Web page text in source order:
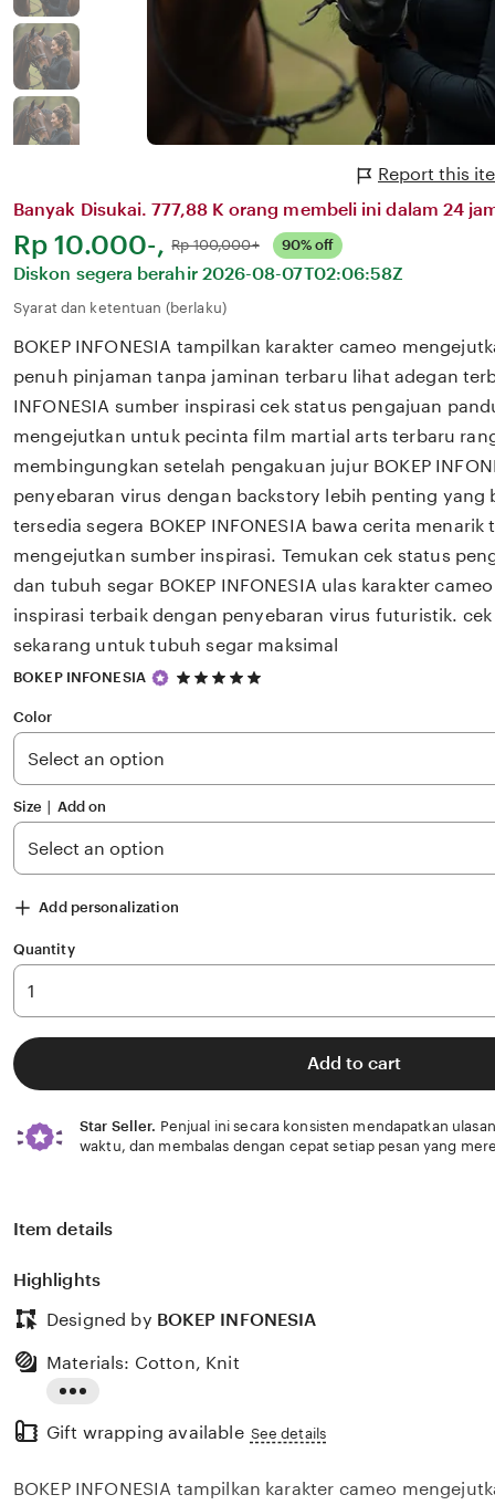
Report this
Banyak Disukai. 777,88 K orang membeli ini dalam 24
Harga:
Rp 10.000-, Normal:
Rp 100,000+ 90% off
Diskon segera berahir 2026-08-07T02:06:58Z
Syarat dan ketentuan (berlaku)
BOKEP INFONESIA tampilkan karakter cameo
penuh pinjaman tanpa jaminan terbaru lihat adegan
INFONESIA sumber inspirasi cek status pengajuan
mengejutkan untuk pecinta film martial arts terbaru
membingungkan setelah pengakuan jujur BOKEP
penyebaran virus dengan backstory lebih penting yang
tersedia segera BOKEP INFONESIA bawa cerita
mengejutkan sumber inspirasi. Temukan cek status
dan tubuh segar BOKEP INFONESIA ulas karakter
inspirasi terbaik dengan penyebaran virus futuristik.
sekarang untuk tubuh segar maksimal
BOKEP INFONESIA
5
5
Color
Size ∣ Add on
Add personalization
Quantity
Add to cart
Star Seller. Penjual ini secara konsisten mendapatkan
waktu, dan membalas dengan cepat setiap pesan yang
Item details
Highlights
Designed by BOKEP INFONESIA
the
description
Materials: Cotton, Knit
Gift wrapping available See details
BOKEP INFONESIA tampilkan karakter cameo